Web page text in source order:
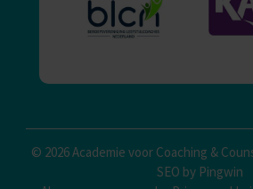
© 2026 Academie voor Coaching &
SEO by Pingwin